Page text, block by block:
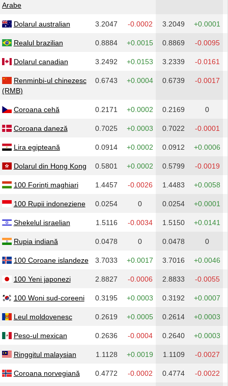
Arabe
Dolarul australian 3.2047 -0.0002 3.2049 +0.0001
Realul brazilian 0.8884 +0.0015 0.8869 -0.0095
Dolarul canadian 3.2492 +0.0153 3.2339 -0.0161
Renminbi-ul chinezesc
(RMB)
0.6743 +0.0004 0.6739 -0.0017
Coroana cehă 0.2171 +0.0002 0.2169 0
Coroana daneză 0.7025 +0.0003 0.7022 -0.0001
Lira egipteană 0.0914 +0.0002 0.0912 +0.0006
Dolarul din Hong Kong 0.5801 +0.0002 0.5799 -0.0019
100 Forinți maghiari 1.4457 -0.0026 1.4483 +0.0058
100 Rupii indoneziene 0.0254 0 0.0254 +0.0001
Shekelul israelian 1.5116 -0.0034 1.5150 +0.0141
Rupia indiană 0.0478 0 0.0478 0
100 Coroane islandeze 3.7033 +0.0017 3.7016 +0.0046
100 Yeni japonezi 2.8827 -0.0006 2.8833 -0.0055
100 Woni sud-coreeni 0.3195 +0.0003 0.3192 +0.0007
Leul moldovenesc 0.2619 +0.0005 0.2614 +0.0003
Peso-ul mexican 0.2636 -0.0004 0.2640 +0.0003
Ringgitul malaysian 1.1128 +0.0019 1.1109 -0.0027
Coroana norvegiană 0.4772 -0.0002 0.4774 -0.0022